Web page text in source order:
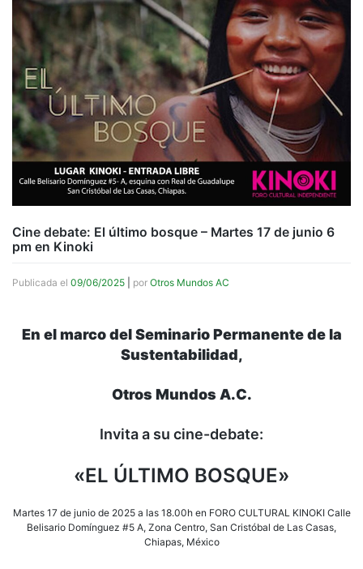
Cine debate: El último bosque – Martes 17 de junio 6
pm en Kinoki
Publicada el 09/06/2025 por Otros Mundos AC
En el marco del Seminario Permanente de la
Sustentabilidad,
Otros Mundos A.C.
Invita a su cine-debate:
«EL ÚLTIMO BOSQUE»
Martes 17 de junio de 2025 a las 18.00h en FORO CULTURAL KINOKI Calle
Belisario Domínguez #5 A, Zona Centro, San Cristóbal de Las Casas,
Chiapas, México